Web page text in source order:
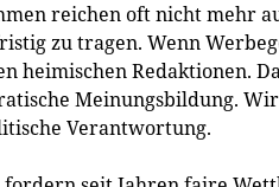
reichen oft nicht mehr
zu tragen. Wenn
heimischen Redaktionen.
Meinungsbildung.
Verantwortung.